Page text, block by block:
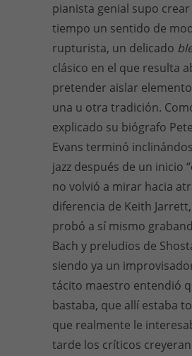
pianista genial supo
tiempo un sentido de
rupturista, un delicado
clásico en el que resulta
pretender aislar
una u otra tradición.
explicado su biógrafo
Evans terminó
jazz después de un inicio
no volvió a mirar hacia
diferencia de Keith
probó a sí mismo
Bach y preludios de
siendo ya un
tácito maestro entendió
bastaba, que allí estaba
que realmente le
tarde los críticos